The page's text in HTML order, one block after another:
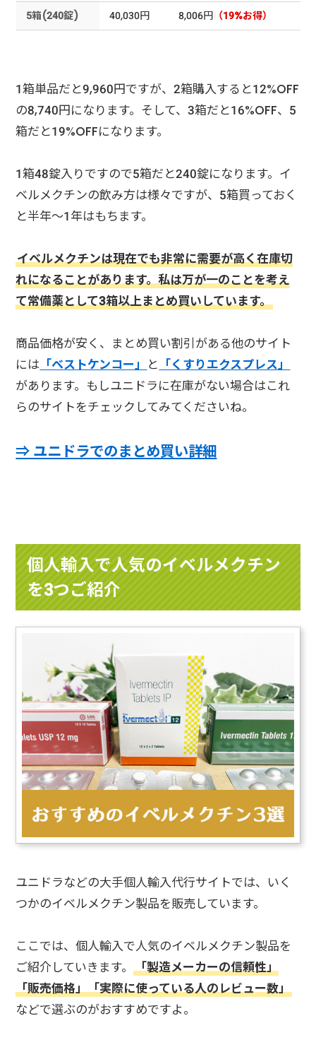
5箱(240錠) 40,030円 8,006円（19%お得）
1箱単品だと9,960円ですが、2箱購入すると12%OFF
の8,740円になります。そして、3箱だと16%OFF、5
箱だと19%OFFになります。
1箱48錠入りですので5箱だと240錠になります。イ
ベルメクチンの飲み方は様々ですが、5箱買っておく
と半年～1年はもちます。
イベルメクチンは現在でも非常に需要が高く在庫切
れになることがあります。私は万が一のことを考え
て常備薬として3箱以上まとめ買いしています。
商品価格が安く、まとめ買い割引がある他のサイト
には 「ベストケンコー」 と 「くすりエクスプレス」
があります。もしユニドラに在庫がない場合はこれ
らのサイトをチェックしてみてくださいね。
⇒ ユニドラでのまとめ買い詳細
個人輸入で人気のイベルメクチン
を3つご紹介
ユニドラなどの大手個人輸入代行サイトでは、いく
つかのイベルメクチン製品を販売しています。
ここでは、個人輸入で人気のイベルメクチン製品を
ご紹介していきます。「製造メーカーの信頼性」
「販売価格」「実際に使っている人のレビュー数」
などで選ぶのがおすすめですよ。